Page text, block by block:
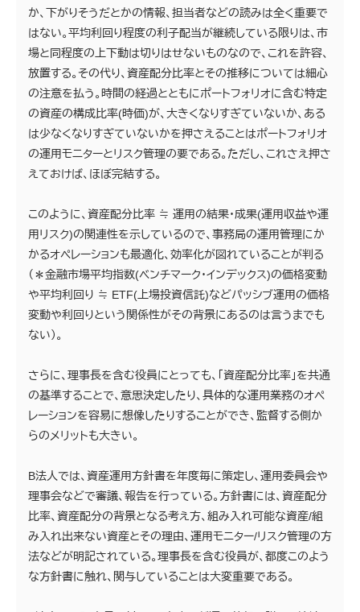
か、下がりそうだとかの情報、担当者などの読みは全く重要で
はない。平均利回り程度の利子配当が継続している限りは、市
場と同程度の上下動は切りはせないものなので、これを許容、
放置する。その代り、資産配分比率とその推移については細心
の注意を払う。時間の経過とともにポートフォリオに含む特定
の資産の構成比率(時価)が、大きくなりすぎていないか、ある
は少なくなりすぎていないかを押さえることはポートフォリオ
の運用モニターとリスク管理の要である。ただし、これさえ押さ
えておけば、ほぼ完結する。
このように、資産配分比率 ≒ 運用の結果・成果(運用収益や運
用リスク)の関連性を示しているので、事務局の運用管理にか
かるオペレーションも最適化、効率化が図れていることが判る
（＊金融市場平均指数(ベンチマーク・インデックス)の価格変動
や平均利回り ≒ ETF(上場投資信託)などパッシブ運用の価格
変動や利回りという関係性がその背景にあるのは言うまでも
ない）。
さらに、理事長を含む役員にとっても、「資産配分比率」を共通
の基準することで、意思決定したり、具体的な運用業務のオペ
レーションを容易に想像したりすることができ、監督する側か
らのメリットも大きい。
B法人では、資産運用方針書を年度毎に策定し、運用委員会や
理事会などで審議、報告を行っている。方針書には、資産配分
比率、資産配分の背景となる考え方、組み入れ可能な資産/組
み入れ出来ない資産とその理由、運用モニター/リスク管理の方
法などが明記されている。理事長を含む役員が、都度このよう
な方針書に触れ、関与していることは大変重要である。